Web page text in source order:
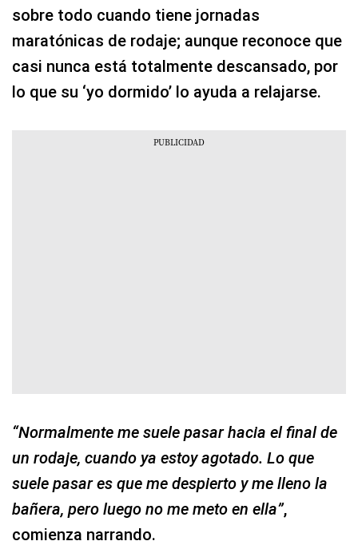
sobre todo cuando tiene jornadas
maratónicas de rodaje; aunque reconoce que
casi nunca está totalmente descansado, por
lo que su ‘yo dormido’ lo ayuda a relajarse.
“Normalmente me suele pasar hacia el final de
un rodaje, cuando ya estoy agotado. Lo que
suele pasar es que me despierto y me lleno la
bañera, pero luego no me meto en ella”,
comienza narrando.